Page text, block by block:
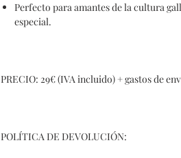
Perfecto para amantes de la cultura
especial.
PRECIO: 29€ (IVA incluido) + gastos de
POLÍTICA DE DEVOLUCIÓN: